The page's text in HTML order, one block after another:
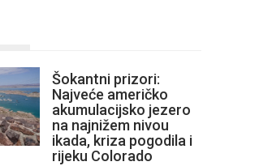
Šokantni prizori:
Najveće američko
akumulacijsko jezero
na najnižem nivou
ikada, kriza pogodila i
rijeku Colorado